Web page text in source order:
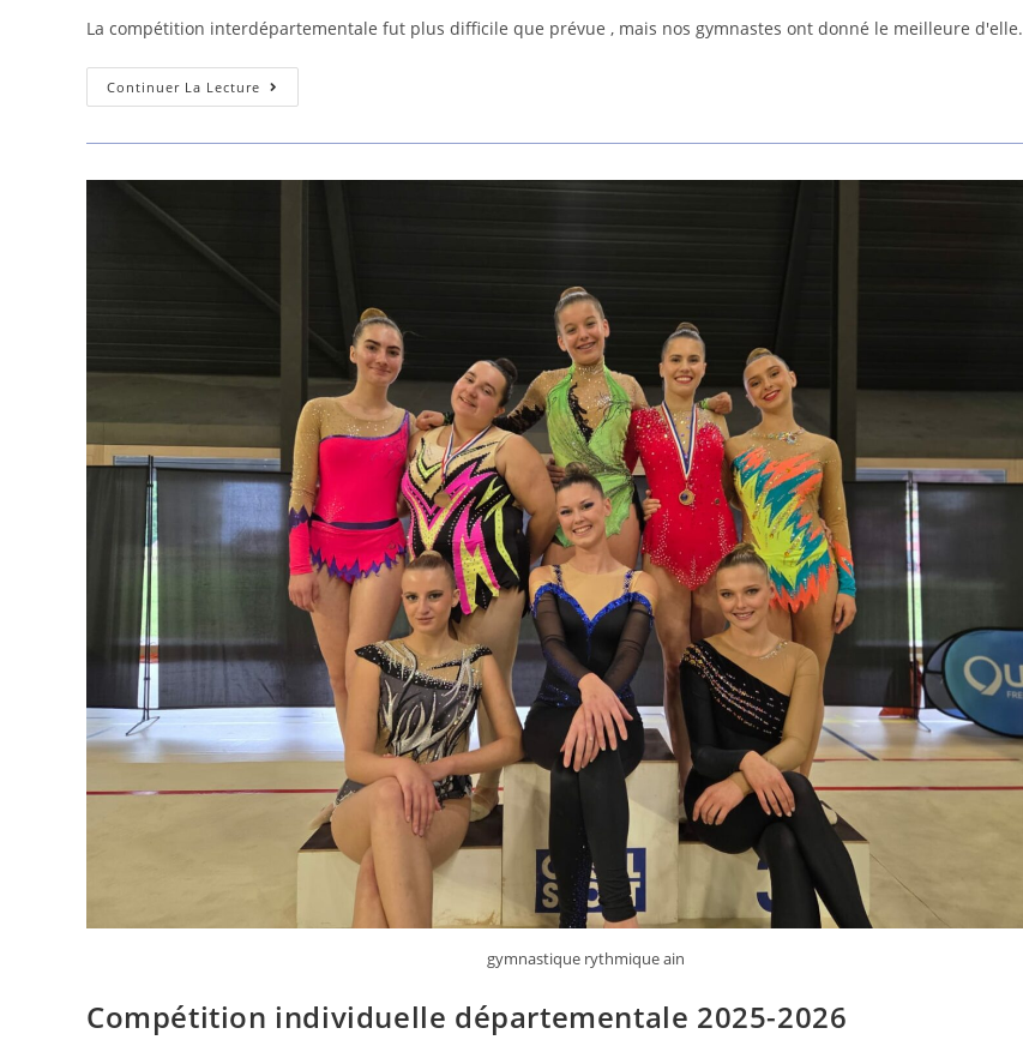
publication :
publication :
La compétition interdépartementale fut plus difficile que prévue , mais nos gymnastes ont donné le meilleure d'elle.
Continuer La Lecture Compétition
Interdépartementale
gymnastique rythmique ain
Compétition individuelle départementale 2025-2026